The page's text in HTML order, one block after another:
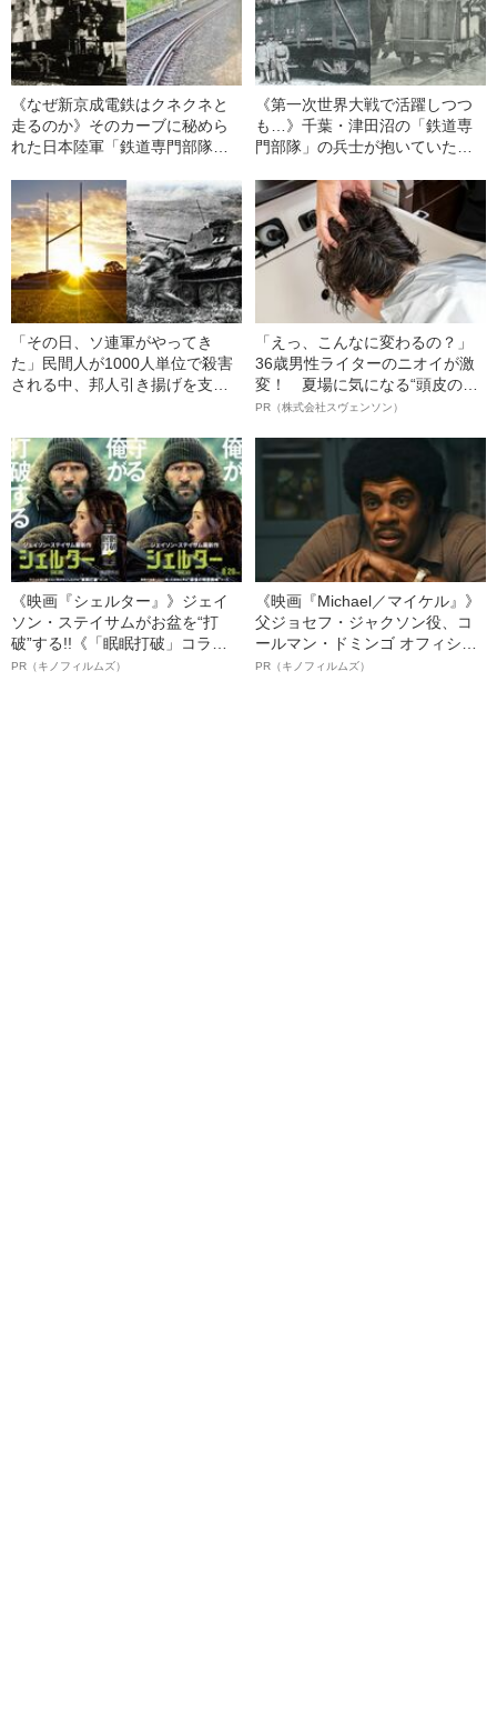
《なぜ新京成電鉄はクネクネと
走るのか》そのカーブに秘めら
れた日本陸軍「鉄道専門部隊」
《第一次世界大戦で活躍しつつ
も…》千葉・津田沼の「鉄道専
門部隊」の兵士が抱いていた仕
「その日、ソ連軍がやってき
た」民間人が1000人単位で殺害
される中、邦人引き揚げを支え
「えっ、こんなに変わるの？」
36歳男性ライターのニオイが激
変！ 夏場に気になる“頭皮のニ
オイ”や“ベタつき”を解消す
ト”が生み出した徹底ケアとは
PR（株式会社スヴェンソン）
《映画『シェルター』》ジェイ
ソン・ステイサムがお盆を“打
破”する!!《「眠眠打破」コラ
ボ》
PR（キノフィルムズ）
《映画『Michael／マイケル』》
父ジョセフ・ジャクソン役、コ
ールマン・ドミンゴ オフィシャ
ルインタビュー“観客を魅了した
PR（キノフィルムズ）